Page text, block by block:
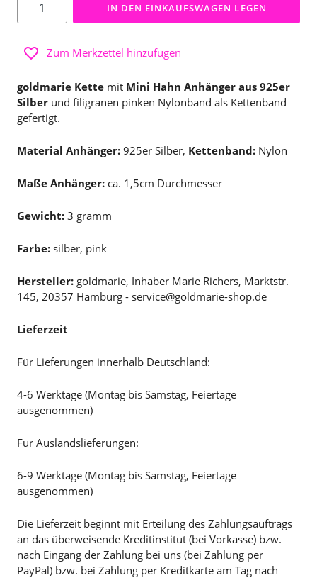
IN DEN EINKAUFSWAGEN LEGEN
Zum Merkzettel hinzufügen
goldmarie Kette mit Mini Hahn Anhänger aus 925er
Silber und filigranen pinken Nylonband als Kettenband
gefertigt.
Material Anhänger: 925er Silber, Kettenband: Nylon
Maße Anhänger: ca. 1,5cm Durchmesser
Gewicht: 3 gramm
Farbe: silber, pink
Hersteller: goldmarie, Inhaber Marie Richers, Marktstr.
145, 20357 Hamburg - service@goldmarie-shop.de
Lieferzeit
Für Lieferungen innerhalb Deutschland:
4-6 Werktage (Montag bis Samstag, Feiertage
ausgenommen)
Für Auslandslieferungen:
6-9 Werktage (Montag bis Samstag, Feiertage
ausgenommen)
Die Lieferzeit beginnt mit Erteilung des Zahlungsauftrags
an das überweisende Kreditinstitut (bei Vorkasse) bzw.
nach Eingang der Zahlung bei uns (bei Zahlung per
PayPal) bzw. bei Zahlung per Kreditkarte am Tag nach